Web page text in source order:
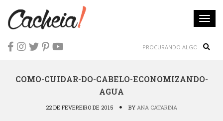
COMO-CUIDAR-DO-CABELO-ECONOMIZANDO-
AGUA
22 DE FEVEREIRO DE 2015 BY ANA CATARINA